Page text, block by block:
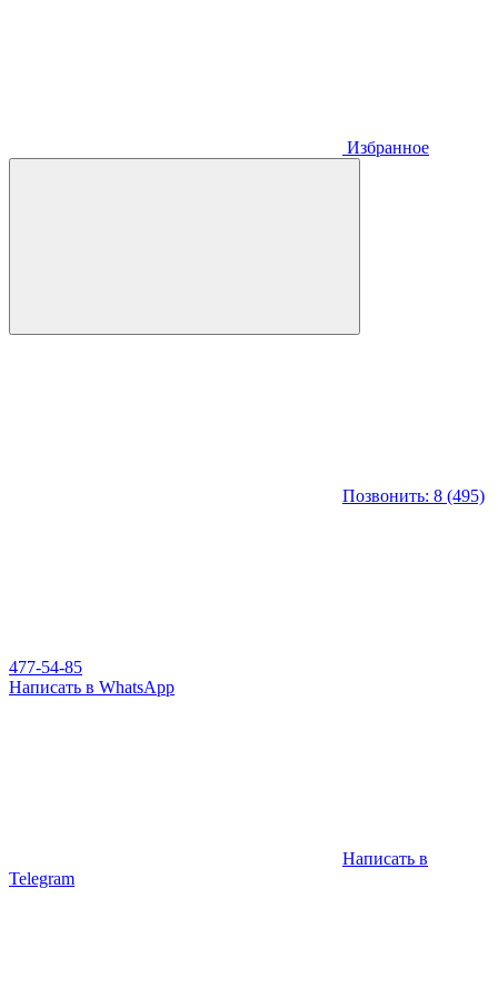
Избранное
Позвонить: 8 (495)
477-54-85
Написать в WhatsApp
Написать в
Telegram